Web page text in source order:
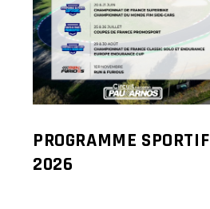
PROGRAMME SPORTIF
2026